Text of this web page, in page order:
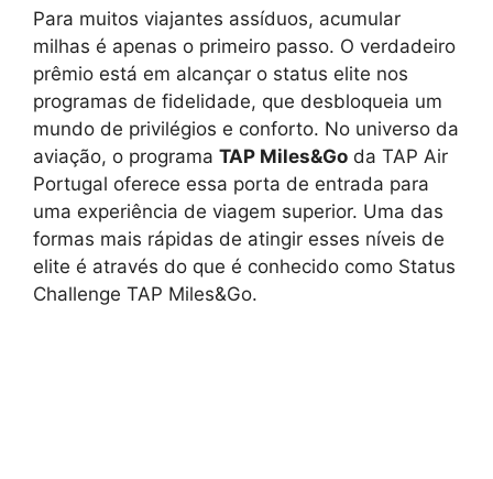
Para muitos viajantes assíduos, acumular
milhas é apenas o primeiro passo. O verdadeiro
prêmio está em alcançar o status elite nos
programas de fidelidade, que desbloqueia um
mundo de privilégios e conforto. No universo da
aviação, o programa TAP Miles&Go da TAP Air
Portugal oferece essa porta de entrada para
uma experiência de viagem superior. Uma das
formas mais rápidas de atingir esses níveis de
elite é através do que é conhecido como Status
Challenge TAP Miles&Go.